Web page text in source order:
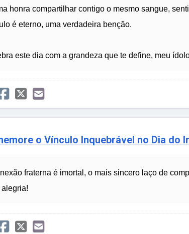
honra compartilhar contigo o mesmo sangue,
é eterno, uma verdadeira benção.
este dia com a grandeza que te define, meu
o Vínculo Inquebrável no Dia do
fraterna é imortal, o mais sincero laço de